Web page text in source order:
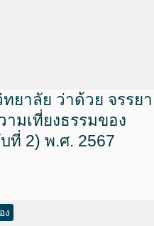
ยาลัย ว่าด้วย จรรยา
มเที่ยงธรรมของ
ที่ 2) พ.ศ. 2567
ง